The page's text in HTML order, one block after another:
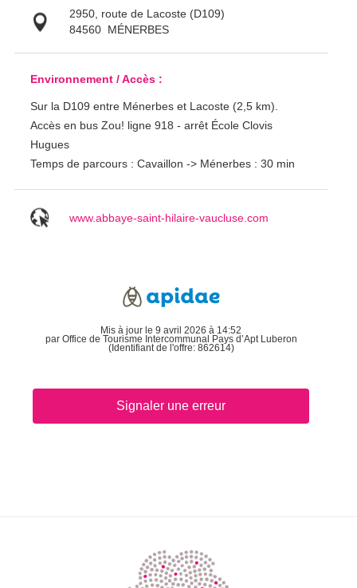
2950, route de Lacoste (D109)
84560 MÉNERBES
Environnement / Accès :
Sur la D109 entre Ménerbes et Lacoste (2,5 km).
Accès en bus Zou! ligne 918 - arrêt École Clovis
Hugues
Temps de parcours : Cavaillon -> Ménerbes : 30 min
www.abbaye-saint-hilaire-vaucluse.com
Mis à jour le 9 avril 2026 à 14:52
par Office de Tourisme Intercommunal Pays d’Apt Luberon
(Identifiant de l'offre: 862614)
Signaler une erreur